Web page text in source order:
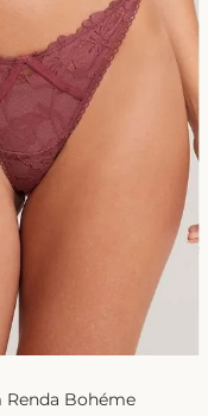
Bohéme